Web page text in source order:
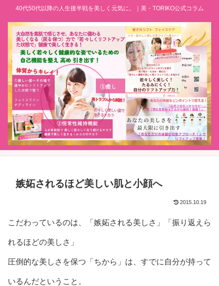
40代50代以降の人生後半戦を美しく元気に。｜美・TORIKO公式コラム
嫉妬されるほど美しい肌と小顔へ
2015.10.19
こだわっているのは、「嫉妬される美しさ」「振り返えら
れるほどの美しさ」
圧倒的な美しさを保つ「ちから」は、すでに自分が持って
いるんだということ。